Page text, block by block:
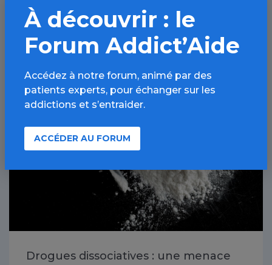
À lire aussi
Autres drogues / Article
Drogues dissociatives : une menace
À découvrir : le
Forum Addict’Aide
Accédez à notre forum, animé par des
patients experts, pour échanger sur les
addictions et s’entraider.
ACCÉDER AU FORUM